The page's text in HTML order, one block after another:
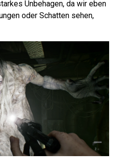
Unbehagen, da wir eben
oder Schatten sehen,